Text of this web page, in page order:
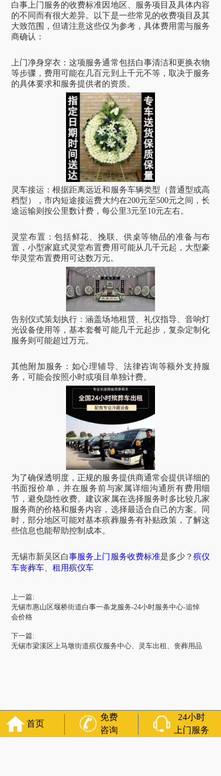
白事上门服务的收费标准因地区、服务项目及具体内容
的不同而有很大差异。以下是一些常见的收费项目及其
大致范围，但请注意这些仅为参考，具体费用需与服务
商确认：
上门净身穿衣：这项服务通常包括白事清洁和更换衣物
等步骤，费用可能在几百元到上千元不等，取决于服务
的具体要求和服务提供者的资质。
灵车接运 ：根据距离远近和服务车辆类型（普通型或高
档型），市内短途接运费大约在200元至500元之间，长
途运输则按公里数计费，每公里3元至10元左右。
灵堂布置：包括鲜花、挽联、供桌等物品的准备与布
置，小型家庭式灵堂布置费用可能从几千元起，大型豪
华灵堂布置费用可达数万元。
告别仪式策划执行：涵盖场地租赁、礼仪指导、音响灯
光设备使用等，基本套餐可能几千元起步，复杂定制化
服务则可能超过万元。
其他附加服务：如心理辅导、法律咨询等额外支持服
务，可能会按照小时或项目单独计费。
为了确保透明度，正规的服务提供商通常会提供详细的
书面报价单，并在服务前与家属详细沟通所有费用细
节，避免隐性收费。建议家属在选择服务时多比较几家
服务商的价格和服务内容，选择最适合自己的方案。同
时，部分地区可能对基本殡葬服务有补贴政策，了解这
些信息也能帮助控制成本。
无锡市新吴区白事服务上门服务收费标准是多少？殡仪
车丧葬车、 租用殡仪车
上一篇:
无锡市惠山区堰桥街道白事一条龙服务-24小时服务中心-追悼
会价格
下一篇:
无锡市梁溪区上马墩街道殡仪服务中心、灵车出租、丧葬用品
友情链接： 苏州丧葬公司 石家庄殡葬一条龙长沙殡
首页
免费
咨询
24小时
上门服务